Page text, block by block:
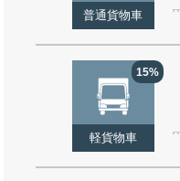
普通貨物車
15%
軽貨物車